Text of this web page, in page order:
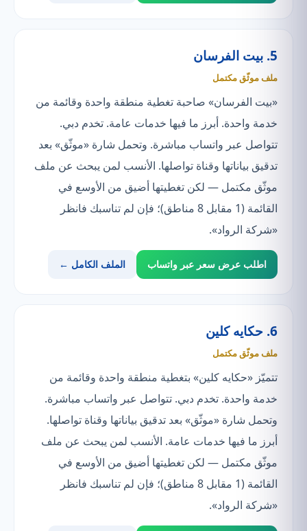
5. بيت الفرسان
ملف موثّق مكتمل
«بيت الفرسان» صاحبة تغطية منطقة واحدة وقائمة من
خدمة واحدة. أبرز ما فيها خدمات عامة. تخدم دبي.
تتواصل عبر واتساب مباشرة. وتحمل شارة «موثّق» بعد
تدقيق بياناتها وقناة تواصلها. الأنسب لمن يبحث عن ملف
موثّق مكتمل — لكن تغطيتها أضيق من الأوسع في
القائمة (1 مقابل 8 مناطق)؛ فإن لم تناسبك فانظر
«شركة الرواد».
اطلب عرض سعر عبر واتساب الملف الكامل ←
6. حكايه كلين
ملف موثّق مكتمل
تتميّز «حكايه كلين» بتغطية منطقة واحدة وقائمة من
خدمة واحدة. تخدم دبي. تتواصل عبر واتساب مباشرة.
وتحمل شارة «موثّق» بعد تدقيق بياناتها وقناة تواصلها.
أبرز ما فيها خدمات عامة. الأنسب لمن يبحث عن ملف
موثّق مكتمل — لكن تغطيتها أضيق من الأوسع في
القائمة (1 مقابل 8 مناطق)؛ فإن لم تناسبك فانظر
«شركة الرواد».